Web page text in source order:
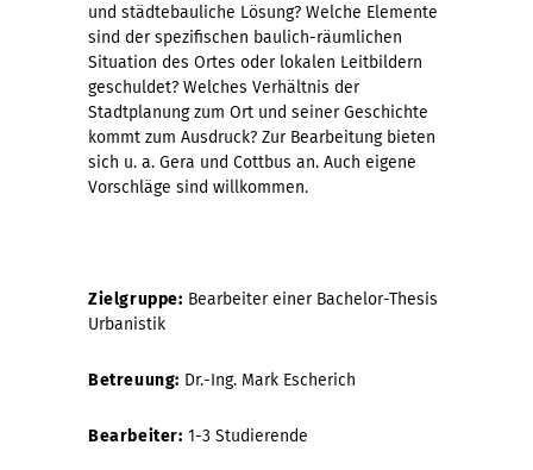
und städtebauliche Lösung? Welche Elemente
sind der spezifischen baulich-räumlichen
Situation des Ortes oder lokalen Leitbildern
geschuldet? Welches Verhältnis der
Stadtplanung zum Ort und seiner Geschichte
kommt zum Ausdruck? Zur Bearbeitung bieten
sich u. a. Gera und Cottbus an. Auch eigene
Vorschläge sind willkommen.
Zielgruppe: Bearbeiter einer Bachelor-Thesis
Urbanistik
Betreuung: Dr.-Ing. Mark Escherich
Bearbeiter: 1-3 Studierende